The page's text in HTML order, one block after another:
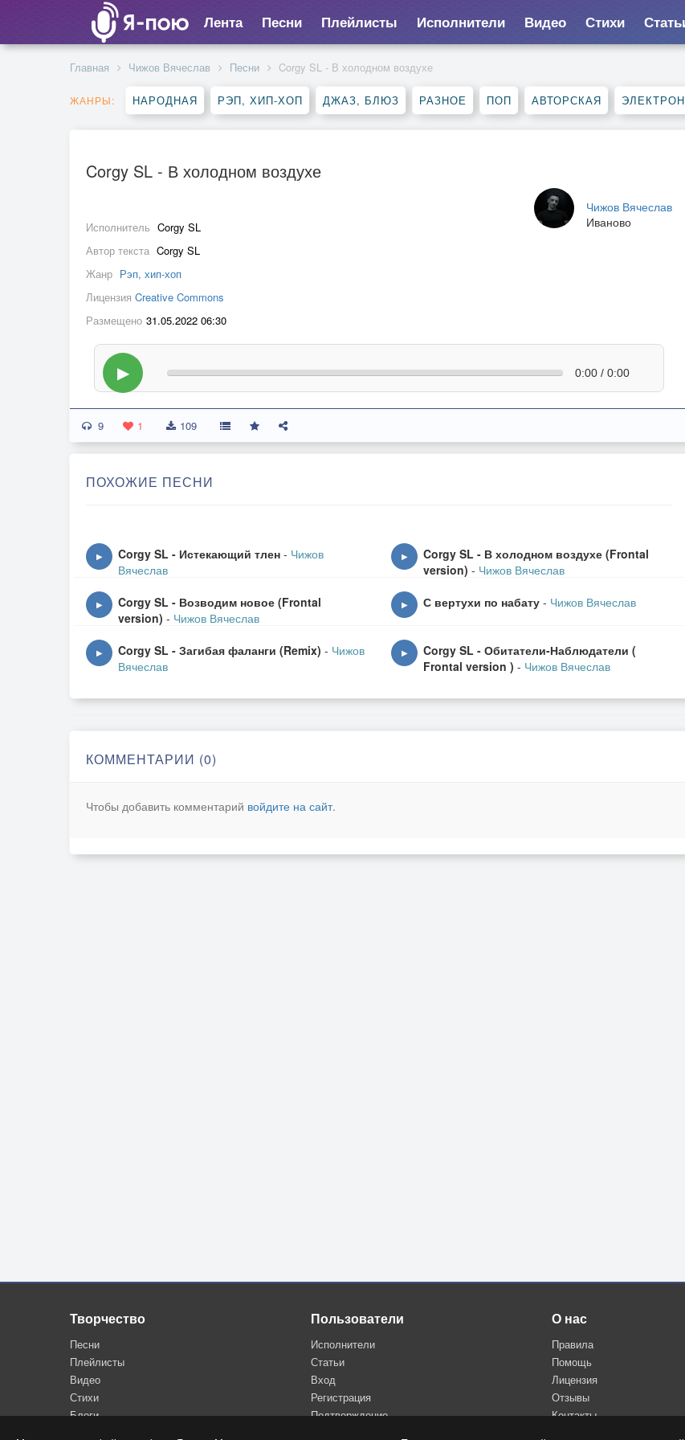
Лента Песни Плейлисты Исполнители Видео Стихи
Главная Чижов Вячеслав Песни Corgy SL - В холодном воздухе
ЖАНРЫ: НАРОДНАЯ РЭП, ХИП-ХОП ДЖАЗ, БЛЮЗ РАЗНОЕ ПОП АВТОРСКАЯ
Corgy SL - В холодном воздухе
Чижов Вячеслав
Иваново
Исполнитель Corgy SL
Автор текста Corgy SL
Жанр Рэп, хип-хоп
Лицензия Creative Commons
Размещено 31.05.2022 06:30
▶ 0:00 / 0:00
9 1 109
ПОХОЖИЕ ПЕСНИ
▶ Corgy SL - Истекающий тлен - Чижов
Вячеслав
▶
Corgy SL - В холодном воздухе (Frontal
version) - Чижов Вячеслав
▶
Corgy SL - Возводим новое (Frontal
version) - Чижов Вячеслав
▶ С вертухи по набату - Чижов Вячеслав
▶ Corgy SL - Загибая фаланги (Remix) - Чижов
Вячеслав
▶
Corgy SL - Обитатели-Наблюдатели (
Frontal version ) - Чижов Вячеслав
КОММЕНТАРИИ (0)
Чтобы добавить комментарий войдите на сайт.
Творчество
Песни
Плейлисты
Видео
Стихи
Блоги
Пользователи
Исполнители
Статьи
Вход
Регистрация
Подтверждение
О нас
Правила
Помощь
Лицензия
Отзывы
Контакты